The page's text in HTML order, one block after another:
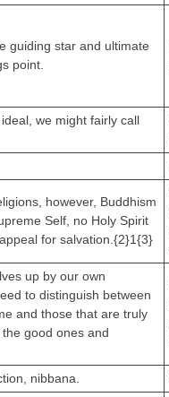
guiding star and ultimate
point.
we might fairly call
however, Buddhism
Self, no Holy Spirit
for salvation.{2}1{3}
up by our own
to distinguish between
and those that are truly
good ones and
nibbana.